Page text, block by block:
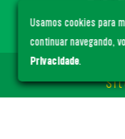
Usamos cookies para
continuar navegando,
Privacidade.
© ACE Santa